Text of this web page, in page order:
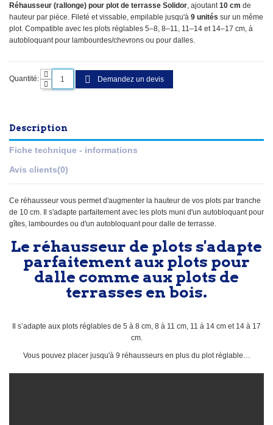
Réhausseur (rallonge) pour plot de terrasse Solidor, ajoutant10 cm de
hauteur par pièce. Fileté et vissable, empilable jusqu'à 9 unités sur un même
plot. Compatible avec les plots réglables 5–8, 8–11, 11–14 et 14–17 cm, à
autobloquant pour lambourdes/chevrons ou pour dalles.
Quantité: Demandez un devis
Description
Fiche technique - informations
Avis clients(0)
Ce réhausseur vous permet d'augmenter la hauteur de vos plots par tranche
de 10 cm. Il s'adapte parfaitement avec les plots muni d'un autobloquant pour
gîtes, lambourdes ou d'un autobloquant pour dalle de terrasse.
Le réhausseur de plots s'adapte
parfaitement aux plots pour
dalle comme aux plots de
terrasses en bois.
Il s’adapte aux plots réglables de 5 à 8 cm, 8 à 11 cm, 11 à 14 cm et 14 à 17
cm.
Vous pouvez placer jusqu'à 9 réhausseurs en plus du plot réglable…